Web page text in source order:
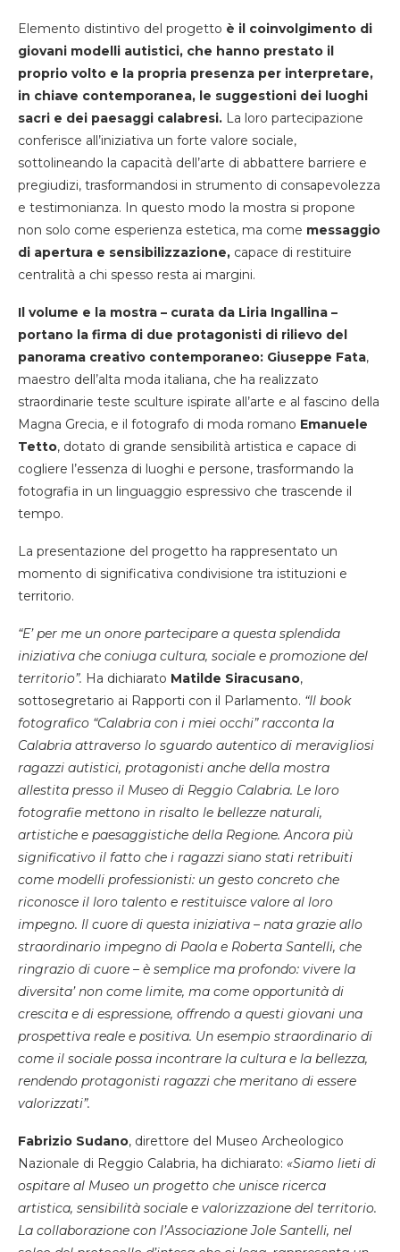
Elemento distintivo del progetto è il coinvolgimento di
giovani modelli autistici, che hanno prestato il
proprio volto e la propria presenza per interpretare,
in chiave contemporanea, le suggestioni dei luoghi
sacri e dei paesaggi calabresi. La loro partecipazione
conferisce all’iniziativa un forte valore sociale,
sottolineando la capacità dell’arte di abbattere barriere e
pregiudizi, trasformandosi in strumento di consapevolezza
e testimonianza. In questo modo la mostra si propone
non solo come esperienza estetica, ma come messaggio
di apertura e sensibilizzazione, capace di restituire
centralità a chi spesso resta ai margini.
Il volume e la mostra – curata da Liria Ingallina –
portano la firma di due protagonisti di rilievo del
panorama creativo contemporaneo: Giuseppe Fata,
maestro dell’alta moda italiana, che ha realizzato
straordinarie teste sculture ispirate all’arte e al fascino della
Magna Grecia, e il fotografo di moda romano Emanuele
Tetto, dotato di grande sensibilità artistica e capace di
cogliere l’essenza di luoghi e persone, trasformando la
fotografia in un linguaggio espressivo che trascende il
tempo.
La presentazione del progetto ha rappresentato un
momento di significativa condivisione tra istituzioni e
territorio.
“E’ per me un onore partecipare a questa splendida
iniziativa che coniuga cultura, sociale e promozione del
territorio”. Ha dichiarato Matilde Siracusano,
sottosegretario ai Rapporti con il Parlamento. “Il book
fotografico “Calabria con i miei occhi” racconta la
Calabria attraverso lo sguardo autentico di meravigliosi
ragazzi autistici, protagonisti anche della mostra
allestita presso il Museo di Reggio Calabria. Le loro
fotografie mettono in risalto le bellezze naturali,
artistiche e paesaggistiche della Regione. Ancora più
significativo il fatto che i ragazzi siano stati retribuiti
come modelli professionisti: un gesto concreto che
riconosce il loro talento e restituisce valore al loro
impegno. Il cuore di questa iniziativa – nata grazie allo
straordinario impegno di Paola e Roberta Santelli, che
ringrazio di cuore – è semplice ma profondo: vivere la
diversita’ non come limite, ma come opportunità di
crescita e di espressione, offrendo a questi giovani una
prospettiva reale e positiva. Un esempio straordinario di
come il sociale possa incontrare la cultura e la bellezza,
rendendo protagonisti ragazzi che meritano di essere
valorizzati”.
Fabrizio Sudano, direttore del Museo Archeologico
Nazionale di Reggio Calabria, ha dichiarato: «Siamo lieti di
ospitare al Museo un progetto che unisce ricerca
artistica, sensibilità sociale e valorizzazione del territorio.
La collaborazione con l’Associazione Jole Santelli, nel